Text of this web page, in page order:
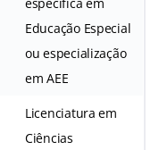
Educação Especial
ou especialização
em AEE
Licenciatura em
Ciências